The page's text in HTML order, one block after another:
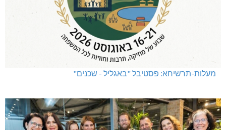
מעלות-תרשיחא: פסטיבל "באגליל - שכנים"